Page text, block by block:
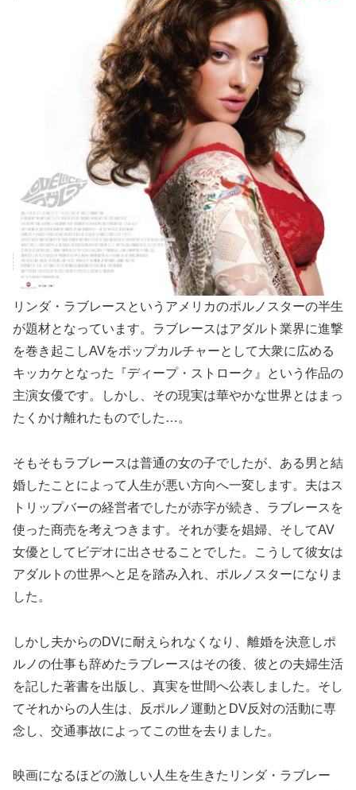
リンダ・ラブレースというアメリカのポルノスターの半生
が題材となっています。ラブレースはアダルト業界に進撃
を巻き起こしAVをポップカルチャーとして大衆に広める
キッカケとなった『ディープ・ストローク』という作品の
主演女優です。しかし、その現実は華やかな世界とはまっ
たくかけ離れたものでした…。
そもそもラブレースは普通の女の子でしたが、ある男と結
婚したことによって人生が悪い方向へ一変します。夫はス
トリップバーの経営者でしたが赤字が続き、ラブレースを
使った商売を考えつきます。それが妻を娼婦、そしてAV
女優としてビデオに出させることでした。こうして彼女は
アダルトの世界へと足を踏み入れ、ポルノスターになりま
した。
しかし夫からのDVに耐えられなくなり、離婚を決意しポ
ルノの仕事も辞めたラブレースはその後、彼との夫婦生活
を記した著書を出版し、真実を世間へ公表しました。そし
てそれからの人生は、反ポルノ運動とDV反対の活動に専
念し、交通事故によってこの世を去りました。
映画になるほどの激しい人生を生きたリンダ・ラブレー